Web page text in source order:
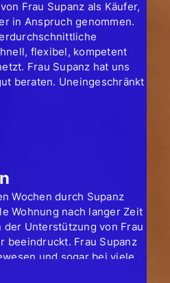
Frau Supanz als Käufer,
in Anspruch genommen.
flexibel, kompetent
Frau Supanz hat uns
beraten. Uneingeschränkt
Wochen durch Supanz
Wohnung nach langer Zeit
Unterstützung von Frau
beeindruckt. Frau Supanz
und sogar bei vielen
durch meine Reisen